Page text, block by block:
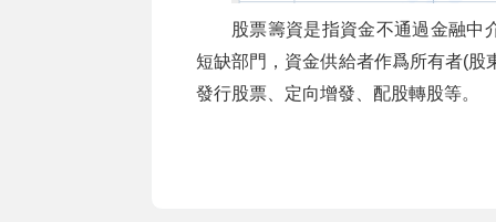
股票籌資是指資金不通過金融中
短缺部門，資金供給者作爲所有者(
發行股票、定向增發、配股轉股等。